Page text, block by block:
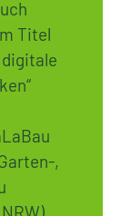
Titel
,